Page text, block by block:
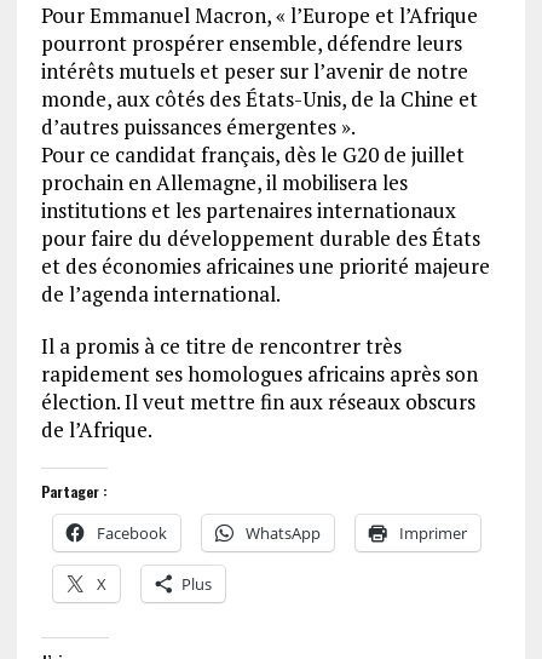
Pour Emmanuel Macron, « l’Europe et l’Afrique
pourront prospérer ensemble, défendre leurs
intérêts mutuels et peser sur l’avenir de notre
monde, aux côtés des États-Unis, de la Chine et
d’autres puissances émergentes ».
Pour ce candidat français, dès le G20 de juillet
prochain en Allemagne, il mobilisera les
institutions et les partenaires internationaux
pour faire du développement durable des États
et des économies africaines une priorité majeure
de l’agenda international.
Il a promis à ce titre de rencontrer très
rapidement ses homologues africains après son
élection. Il veut mettre fin aux réseaux obscurs
de l’Afrique.
Partager :
Facebook WhatsApp Imprimer
X Plus